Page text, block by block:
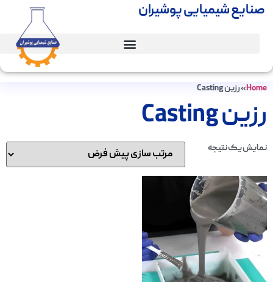
صنایع شیمیایی پوشیران
Home
»رزین Casting
رزین Casting
نمایش یک نتیجه